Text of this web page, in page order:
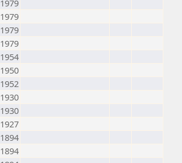
1979
1979
1979
1979
1954
1950
1952
1930
1930
1927
1894
1894